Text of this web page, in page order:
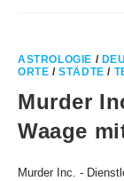
ASTROLOGIE /
ORTE /STÄDTE /
Murder
Waage
Murder Inc. -